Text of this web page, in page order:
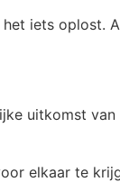
iets oplost.
uitkomst van
elkaar te